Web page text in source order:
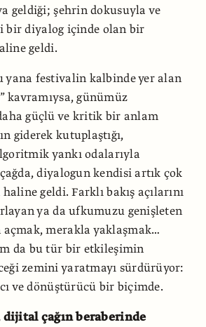
geldiği; şehrin dokusuyla ve
bir diyalog içinde olan bir
geldi.
yana festivalin kalbinde yer alan
kavramıysa, günümüz
güçlü ve kritik bir anlam
giderek kutuplaştığı,
yankı odalarıyla
diyalogun kendisi artık çok
geldi. Farklı bakış açılarını
ya da ufkumuzu genişleten
açmak, merakla yaklaşmak…
da bu tür bir etkileşimin
zemini yaratmayı sürdürüyor:
ve dönüştürücü bir biçimde.
dijital çağın beraberinde